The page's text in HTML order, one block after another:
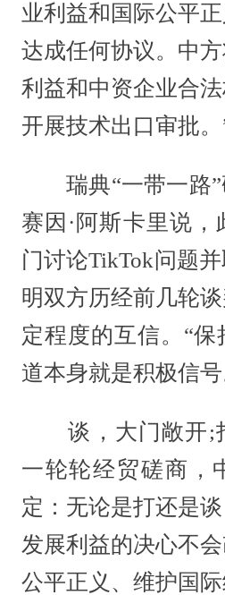
业利益和国际公平
达成任何协议。中
利益和中资企业合
开展技术出口审批。
瑞典“一带一路”
赛因·阿斯卡里说
门讨论TikTok问题
明双方历经前几轮
定程度的互信。“
道本身就是积极信号
谈，大门敞开;打
一轮轮经贸磋商，
定：无论是打还是
发展利益的决心不
公平正义、维护国